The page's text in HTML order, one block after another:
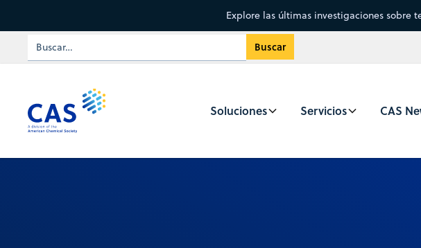
Explore las últimas investigaciones sobre
Soluciones Servicios CAS